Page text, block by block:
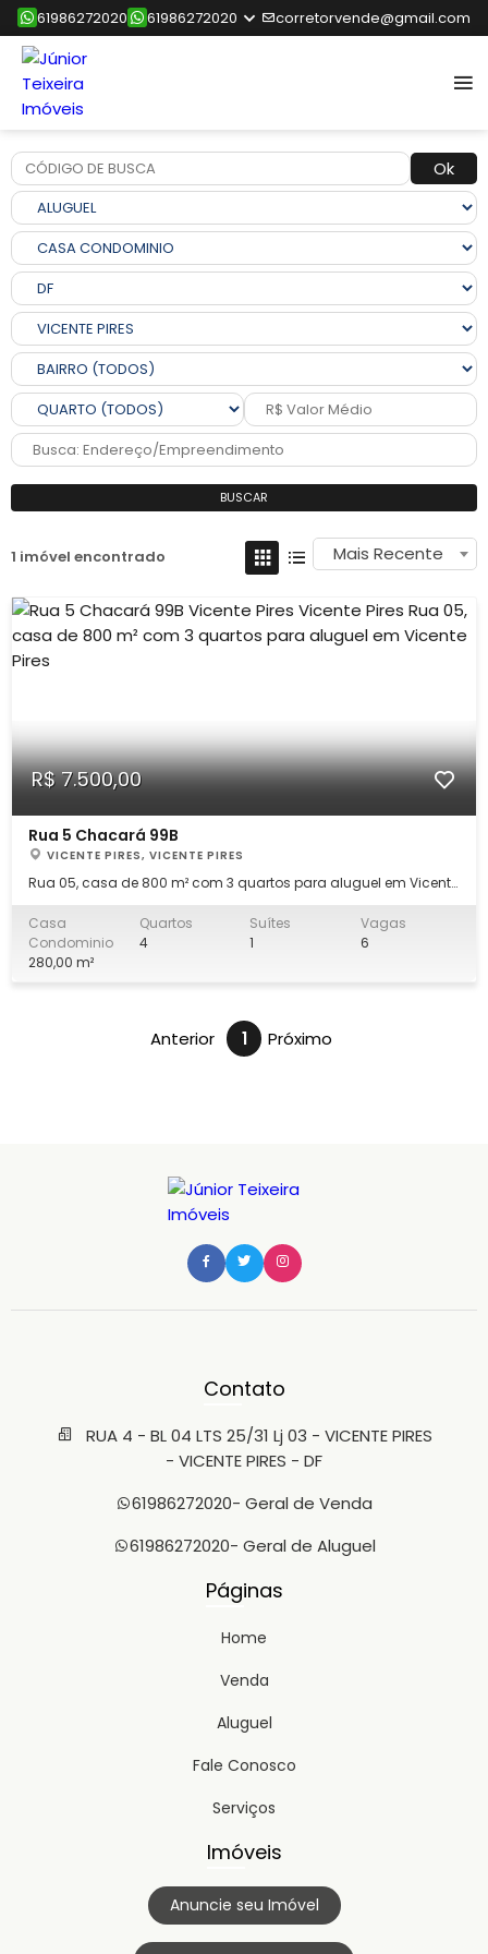
61986272020 61986272020 corretorvende@gmail.com
Ok
BUSCAR
1 imóvel encontrado Mais Recente
R$ 7.500,00
Rua 5 Chacará 99B
VICENTE PIRES, VICENTE PIRES
Rua 05, casa de 800 m² com 3 quartos para aluguel em Vicente
Estrutural. Casa construída em lote de 800m², composta com
034 (três) quartos, sendo 01 (uma ) suíte, banheiro social, sala,
copa, cozinha grande. Casa
Casa
Condominio
280,00 m²
Quartos
4
Suítes
1
Vagas
6
Anterior 1 Próximo
Contato
RUA 4 - BL 04 LTS 25/31 Lj 03 - VICENTE PIRES
- VICENTE PIRES - DF
61986272020- Geral de Venda
61986272020- Geral de Aluguel
Páginas
Home
Venda
Aluguel
Fale Conosco
Serviços
Imóveis
Anuncie seu Imóvel